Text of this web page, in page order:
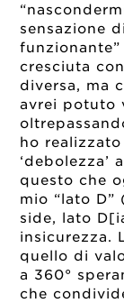
sensazione
cresciuta
diversa, ma
avrei potuto
ho
‘debolezza’
questo che
mio “lato
side, lato
insicurezza.
quello di
a 360°
che